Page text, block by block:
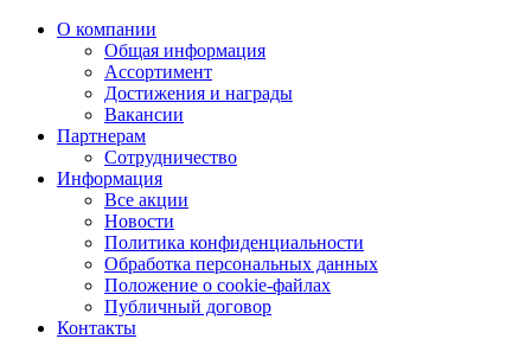
О компании
Общая информация
Ассортимент
Достижения и награды
Вакансии
Партнерам
Сотрудничество
Информация
Все акции
Новости
Политика конфиденциальности
Обработка персональных данных
Положение о cookie-файлах
Публичный договор
Контакты